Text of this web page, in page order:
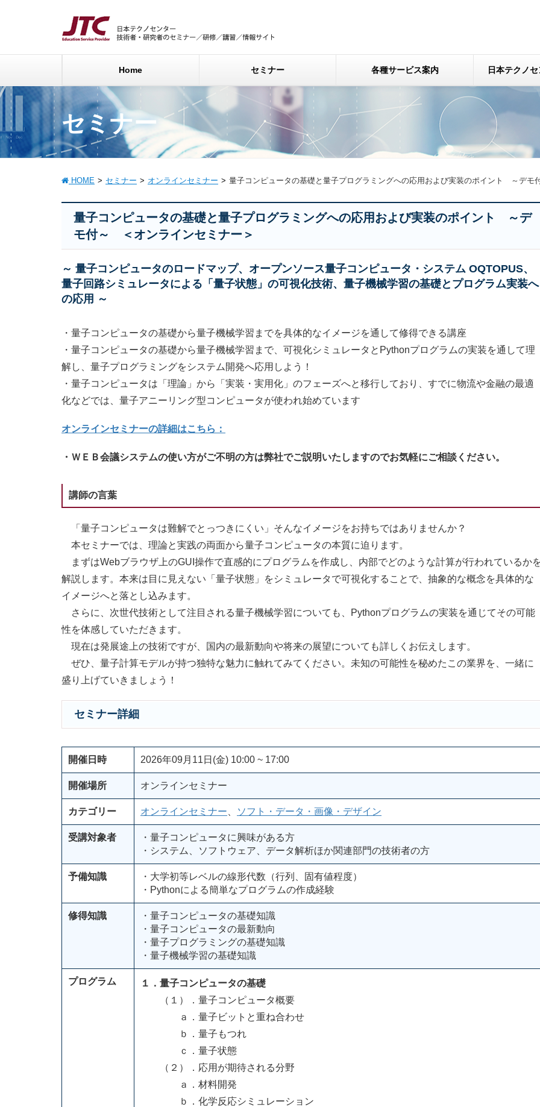
Home セミナー 各種サービス案内 日本テクノ
セミナー
HOME セミナー オンラインセミナー 量子コンピュータの基礎と量子プログラミングへの応用および実装のポイント ～デモ
量子コンピュータの基礎と量子プログラミングへの応用および実装のポイント ～デ
モ付～ ＜オンラインセミナー＞
～ 量子コンピュータのロードマップ、オープンソース量子コンピュータ・システム OQTOPUS、
量子回路シミュレータによる「量子状態」の可視化技術、量子機械学習の基礎とプログラム実装へ
の応用 ～
・量子コンピュータの基礎から量子機械学習までを具体的なイメージを通して修得できる講座
・量子コンピュータの基礎から量子機械学習まで、可視化シミュレータとPythonプログラムの実装を通して理
解し、量子プログラミングをシステム開発へ応用しよう！
・量子コンピュータは「理論」から「実装・実用化」のフェーズへと移行しており、すでに物流や金融の最適
化などでは、量子アニーリング型コンピュータが使われ始めています
オンラインセミナーの詳細はこちら：
・ＷＥＢ会議システムの使い方がご不明の方は弊社でご説明いたしますのでお気軽にご相談ください。
講師の言葉
「量子コンピュータは難解でとっつきにくい」そんなイメージをお持ちではありませんか？
本セミナーでは、理論と実践の両面から量子コンピュータの本質に迫ります。
まずはWebブラウザ上のGUI操作で直感的にプログラムを作成し、内部でどのような計算が行われているか
解説します。本来は目に見えない「量子状態」をシミュレータで可視化することで、抽象的な概念を具体的な
イメージへと落とし込みます。
さらに、次世代技術として注目される量子機械学習についても、Pythonプログラムの実装を通じてその可能
性を体感していただきます。
現在は発展途上の技術ですが、国内の最新動向や将来の展望についても詳しくお伝えします。
ぜひ、量子計算モデルが持つ独特な魅力に触れてみてください。未知の可能性を秘めたこの業界を、一緒に
盛り上げていきましょう！
セミナー詳細
開催日時 2026年09月11日(金) 10:00 ~ 17:00
開催場所 オンラインセミナー
カテゴリー オンラインセミナー ソフト・データ・画像・デザイン
受講対象者
・量子コンピュータに興味がある方
・システム、ソフトウェア、データ解析ほか関連部門の技術者の方
予備知識
・大学初等レベルの線形代数（行列、固有値程度）
・Pythonによる簡単なプログラムの作成経験
修得知識
・量子コンピュータの基礎知識
・量子コンピュータの最新動向
・量子プログラミングの基礎知識
・量子機械学習の基礎知識
プログラム
１．量子コンピュータの基礎
（１）．量子コンピュータ概要
ａ．量子ビットと重ね合わせ
ｂ．量子もつれ
ｃ．量子状態
（２）．応用が期待される分野
ａ．材料開発
ｂ．化学反応シミュレーション